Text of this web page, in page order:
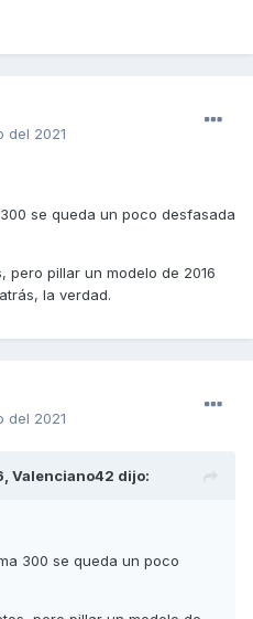
del 2021
se queda un poco desfasada
pero pillar un modelo de 2016
la verdad.
del 2021
Valenciano42 dijo:
300 se queda un poco